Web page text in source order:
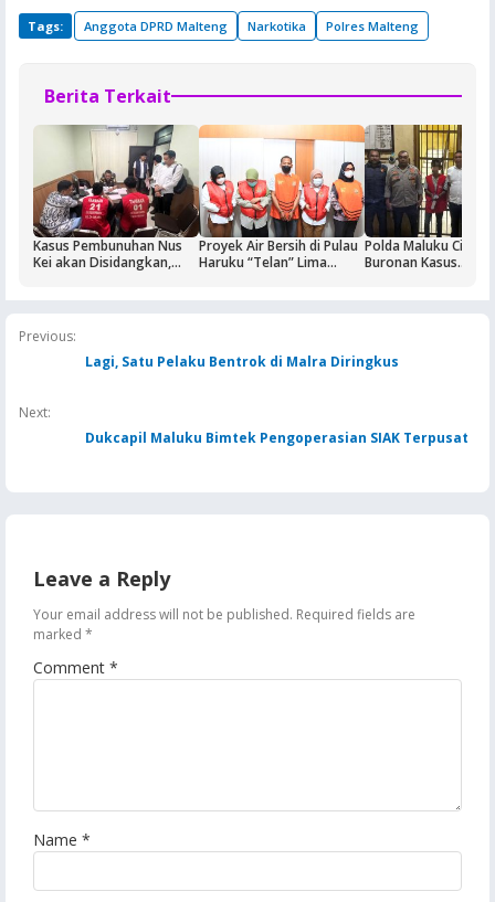
Tags: Anggota DPRD Malteng Narkotika Polres Malteng
Berita Terkait
Kasus Pembunuhan Nus
Kei akan Disidangkan,
Proyek Air Bersih di Pulau
Haruku “Telan” Lima
Polda Maluku Ciduk
Buronan Kasus
Previous:
Lagi, Satu Pelaku Bentrok di Malra Diringkus
Next:
Dukcapil Maluku Bimtek Pengoperasian SIAK Terpusat
Leave a Reply
Your email address will not be published. Required fields are
marked *
Comment *
Name *